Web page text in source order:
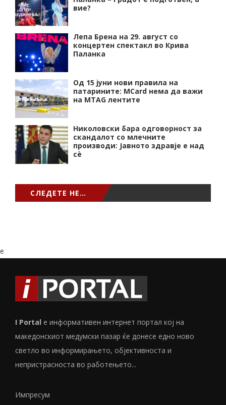
вие?
Лепа Брена на 29. август со
концертен спектакл во Крива
Паланка
Од 15 јуни нови правила на
патарините: MCard нема да важи
на MTAG лентите
Николовски бара одговорност за
скандалот со млечните
производи: Јавното здравје е над
сѐ
СЛЕДЕТЕ НЕ…
e
I Portal е информативен интернет портал кој на
македонскиот медумски пазар ќе донесе едно ново
светло во информирањето, објективноста и
непристрасноста во работењето...
Импресум